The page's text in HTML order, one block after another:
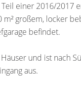
einer 2016/2017
großem, locker
befindet.
und ist nach
aus.